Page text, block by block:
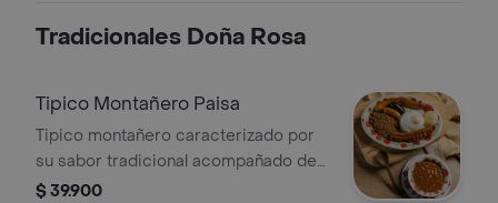
Tradicionales Doña Rosa
Tipico Montañero Paisa
Tipico montañero caracterizado por
su sabor tradicional acompañado de
porción de frijoles, arroz, carne
$ 39.900